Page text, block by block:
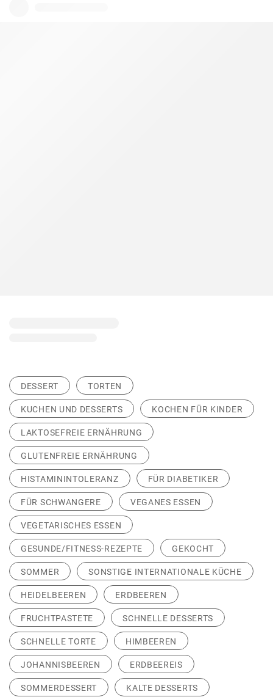
DESSERT TORTEN
KUCHEN UND DESSERTS KOCHEN FÜR KINDER
LAKTOSEFREIE ERNÄHRUNG
GLUTENFREIE ERNÄHRUNG
HISTAMININTOLERANZ FÜR DIABETIKER
FÜR SCHWANGERE VEGANES ESSEN
VEGETARISCHES ESSEN
GESUNDE/FITNESS-REZEPTE GEKOCHT
SOMMER SONSTIGE INTERNATIONALE KÜCHE
HEIDELBEEREN ERDBEEREN
FRUCHTPASTETE SCHNELLE DESSERTS
SCHNELLE TORTE HIMBEEREN
JOHANNISBEEREN ERDBEEREIS
SOMMERDESSERT KALTE DESSERTS